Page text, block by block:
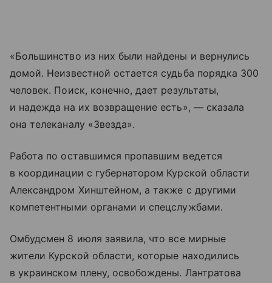
«Большинство из них были найдены и вернулись
домой. Неизвестной остается судьба порядка 300
человек. Поиск, конечно, дает результаты,
и надежда на их возвращение есть», — сказала
она телеканалу «Звезда».
Работа по оставшимся пропавшим ведется
в координации с губернатором Курской области
Александром Хинштейном, а также с другими
компетентными органами и спецслужбами.
Омбудсмен 8 июля заявила, что все мирные
жители Курской области, которые находились
в украинском плену, освобождены. Лантратова